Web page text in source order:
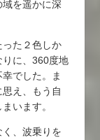
を遥かに深
た２色しか
に、360度地
でした。ま
え、もう自
います。
、波乗りを